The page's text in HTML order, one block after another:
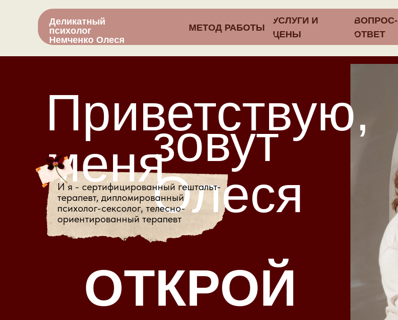
Деликатный
психолог
Немченко Олеся
МЕТОД РАБОТЫ
УСЛУГИ И
ЦЕНЫ
ВОПРОС-
ОТВЕТ
Приветствую,
менязовут
Олеся
И я - сертифицированный гештальт-
терапевт, дипломированный
психолог-сексолог, телесно-
ориентированный терапевт
ОТКРОЙ